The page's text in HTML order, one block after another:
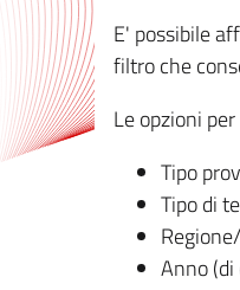
E' possibile
filtro che
Le opzioni
Tipo
Tipo di
Anno